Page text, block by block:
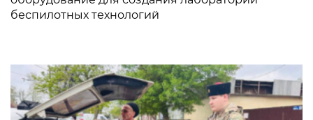
беспилотных технологий